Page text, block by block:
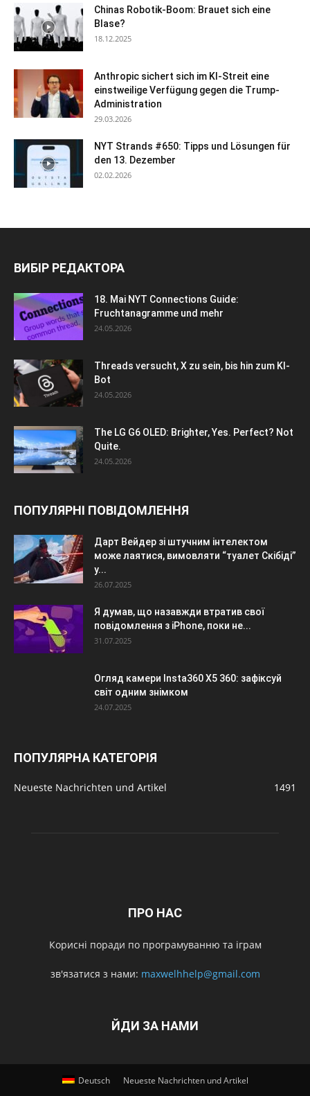
Chinas Robotik-Boom: Brauet sich eine
Blase?
18.12.2025
Anthropic sichert sich im KI-Streit eine
einstweilige Verfügung gegen die Trump-
Administration
29.03.2026
NYT Strands #650: Tipps und Lösungen für
den 13. Dezember
02.02.2026
ВИБІР РЕДАКТОРА
18. Mai NYT Connections Guide:
Fruchtanagramme und mehr
24.05.2026
Threads versucht, X zu sein, bis hin zum KI-
Bot
24.05.2026
The LG G6 OLED: Brighter, Yes. Perfect? Not
Quite.
24.05.2026
ПОПУЛЯРНІ ПОВІДОМЛЕННЯ
Дарт Вейдер зі штучним інтелектом
може лаятися, вимовляти “туалет Скібіді”
у...
26.07.2025
Я думав, що назавжди втратив свої
повідомлення з iPhone, поки не...
31.07.2025
Огляд камери Insta360 X5 360: зафіксуй
світ одним знімком
24.07.2025
ПОПУЛЯРНА КАТЕГОРІЯ
Neueste Nachrichten und Artikel 1491
ПРО НАС
Корисні поради по програмуванню та іграм
зв'язатися з нами: maxwelhhelp@gmail.com
ЙДИ ЗА НАМИ
Deutsch Neueste Nachrichten und Artikel